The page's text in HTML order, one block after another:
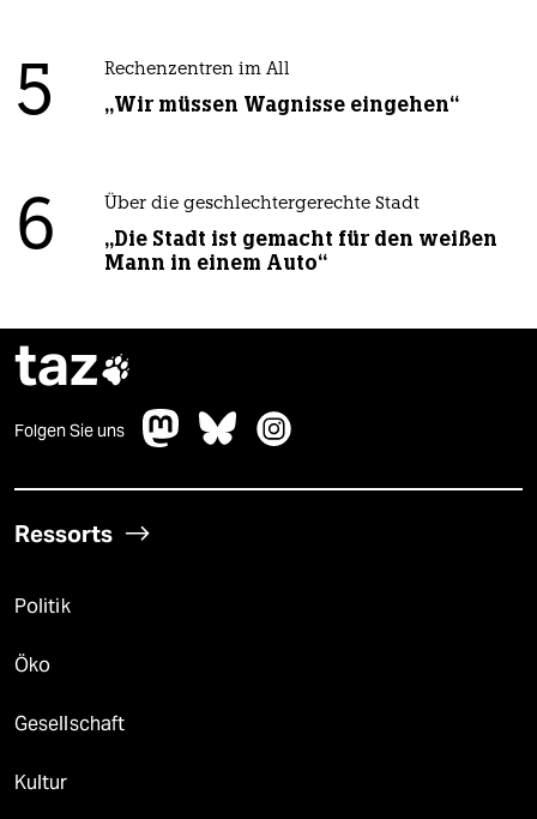
5 Rechenzentren im All
„Wir müssen Wagnisse eingehen“
6 Über die geschlechtergerechte Stadt
„Die Stadt ist gemacht für den weißen
Mann in einem Auto“
taz
Folgen Sie uns
Ressorts
Politik
Öko
Gesellschaft
Kultur